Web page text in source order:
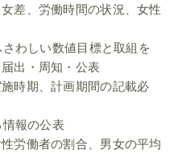
差、労働時間の状況、女性
わしい数値目標と取組を
出・周知・公表
時期、計画期間の記載必
報の公表
労働者の割合、男女の平均